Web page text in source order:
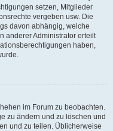
setzen, Mitglieder
vergeben usw. Die
davon abhängig, welche
anderer Administrator erteilt
haben,
im Forum zu beobachten.
zu ändern und zu löschen und
und zu teilen. Üblicherweise